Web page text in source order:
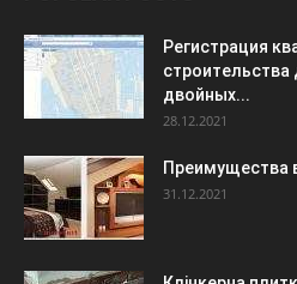
Регистрация
двойных...
28.12.2021
Преимущества
31.12.2021